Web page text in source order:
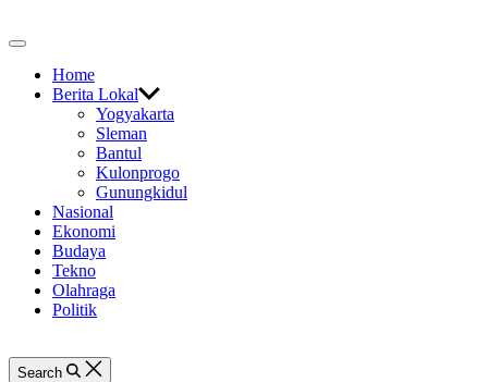
to
Off
CanvasHome
Berita Lokal
Yogyakarta
Sleman
Bantul
Kulonprogo
Gunungkidul
Nasional
Ekonomi
Budaya
Tekno
Olahraga
Politik
Search